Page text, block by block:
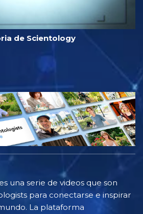
de Scientology
es una serie de videos que son
para conectarse e inspirar
La plataforma